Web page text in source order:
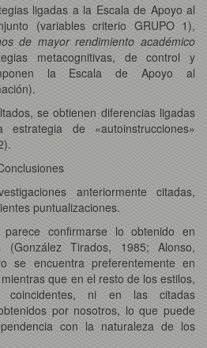
ligadas a la Escala de Apoyo al
(variables criterio GRUPO 1),
de mayor rendimiento académico
metacognitivas, de control y
la Escala de Apoyo al
se obtienen diferencias ligadas
de «autoinstrucciones»
anteriormente citadas,
puntualizaciones.
confirmarse lo obtenido en
(González Tirados, 1985; Alonso,
se encuentra preferentemente en
que en el resto de los estilos,
ni en las citadas
por nosotros, lo que puede
con la naturaleza de los